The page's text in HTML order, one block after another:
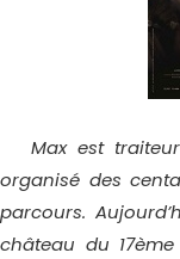
Max est traiteur
organisé des
parcours.
château du